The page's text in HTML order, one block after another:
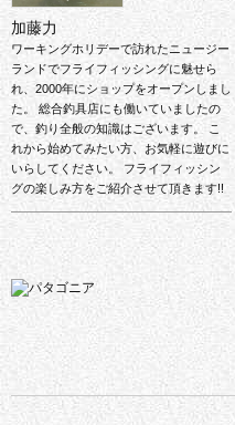
加藤力
ワーキングホリデーで訪れたニュージー
ランドでフライフィッシングに魅せら
れ、2000年にショップをオープンしまし
た。 総合釣具店にも働いていましたの
で、釣り全般の知識はございます。 こ
れから始めてみたい方、お気軽に遊びに
いらしてください。 フライフィッシン
グの楽しみ方をご紹介させて頂きます!!